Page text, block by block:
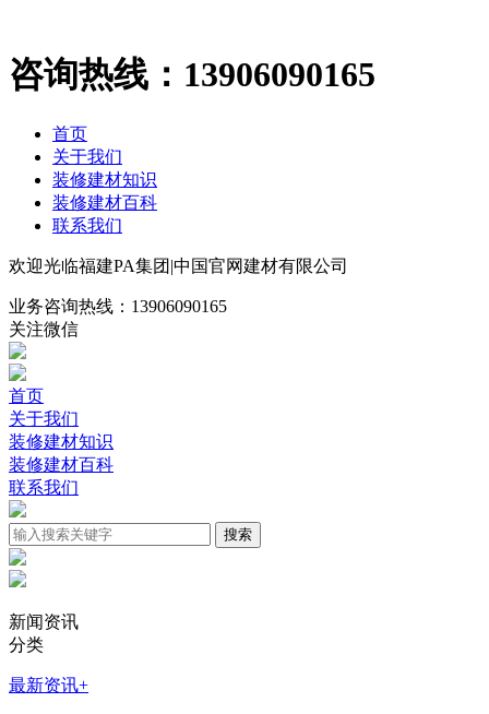
咨询热线： 13906090165
首页
关于我们
装修建材知识
装修建材百科
联系我们
欢迎光临福建PA集团|中国官网建材有限公司
业务咨询热线： 13906090165
关注微信
首页
关于我们
装修建材知识
装修建材百科
联系我们
新闻资讯
分类
最新资讯+